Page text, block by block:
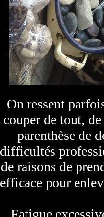
On ressent
couper de tout,
parenthèse de
difficultés
de raisons de
efficace pour